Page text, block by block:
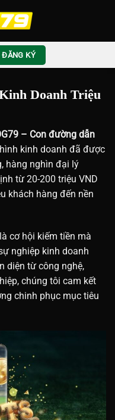
ĐĂNG KÝ
Doanh Triệu
– Con đường dẫn
kinh doanh đã được
hàng nghìn đại lý
từ 20-200 triệu VND
khách hàng đến nền
cơ hội kiếm tiền mà
nghiệp kinh doanh
diện từ công nghệ,
chúng tôi cam kết
chinh phục mục tiêu